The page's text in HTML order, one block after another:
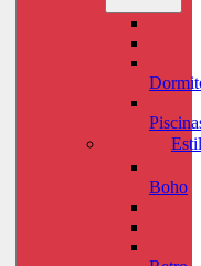
Boho